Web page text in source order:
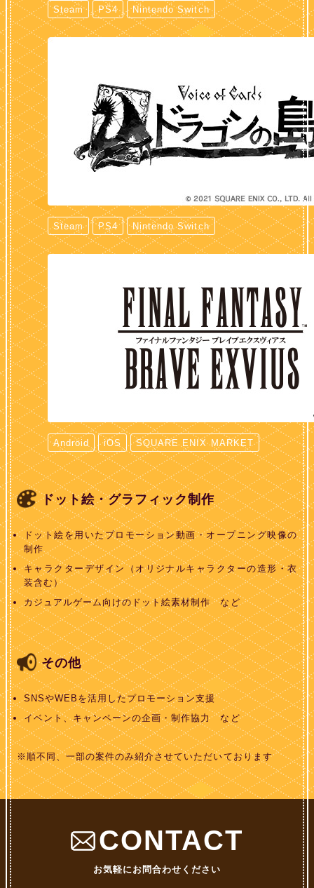
Steam PS4 Nintendo Switch
Steam PS4 Nintendo Switch
Android iOS SQUARE ENIX MARKET
ドット絵・グラフィック制作
ドット絵を用いたプロモーション動画・オープニング映像の
制作
キャラクターデザイン（オリジナルキャラクターの造形・衣
装含む）
カジュアルゲーム向けのドット絵素材制作 など
その他
SNSやWEBを活用したプロモーション支援
イベント、キャンペーンの企画・制作協力 など
※順不同、一部の案件のみ紹介させていただいております
CONTACT
お気軽にお問合わせください